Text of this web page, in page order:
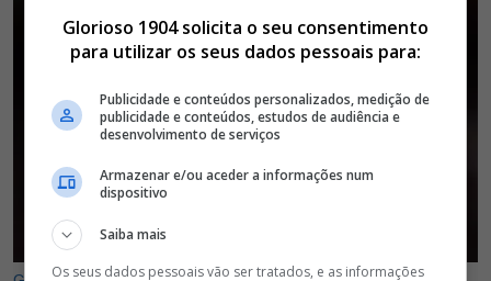
Glorioso 1904 solicita o seu consentimento
para utilizar os seus dados pessoais para:
Publicidade e conteúdos personalizados, medição de
publicidade e conteúdos, estudos de audiência e
desenvolvimento de serviços
Armazenar e/ou aceder a informações num
dispositivo
Saiba mais
Os seus dados pessoais vão ser tratados, e as informações